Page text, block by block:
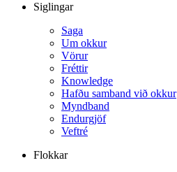
Siglingar
Saga
Um okkur
Vörur
Fréttir
Knowledge
Hafðu samband við okkur
Myndband
Endurgjöf
Veftré
Flokkar